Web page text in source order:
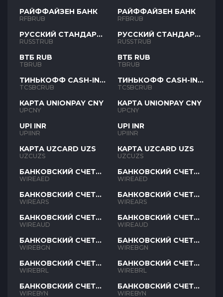
РАЙФФАЙЗЕН БАНК
RFBRUB
РУССКИЙ СТАНДАРТ
RUB
RUSSTRUB
ВТБ RUB
TBRUB
ТИНЬКОФФ CASH-IN
RUB
TCSBCRUB
КАРТА UNIONPAY CNY
UPCNY
UPI INR
UPIINR
КАРТА UZCARD UZS
UZCUZS
БАНКОВСКИЙ СЧЕТ
AED
WIREAED
БАНКОВСКИЙ СЧЕТ
ARS
WIREARS
БАНКОВСКИЙ СЧЕТ
AUD
WIREAUD
БАНКОВСКИЙ СЧЕТ
BGN
WIREBGN
БАНКОВСКИЙ СЧЕТ
BRL
WIREBRL
БАНКОВСКИЙ СЧЕТ
BYN
WIREBYN
РАЙФФАЙЗЕН БАНК
RFBRUB
РУССКИЙ СТАНДАРТ
RUB
RUSSTRUB
ВТБ RUB
TBRUB
ТИНЬКОФФ CASH-IN
RUB
TCSBCRUB
КАРТА UNIONPAY CNY
UPCNY
UPI INR
UPIINR
КАРТА UZCARD UZS
UZCUZS
БАНКОВСКИЙ СЧЕТ
AED
WIREAED
БАНКОВСКИЙ СЧЕТ
ARS
WIREARS
БАНКОВСКИЙ СЧЕТ
AUD
WIREAUD
БАНКОВСКИЙ СЧЕТ
BGN
WIREBGN
БАНКОВСКИЙ СЧЕТ
BRL
WIREBRL
БАНКОВСКИЙ СЧЕТ
BYN
WIREBYN